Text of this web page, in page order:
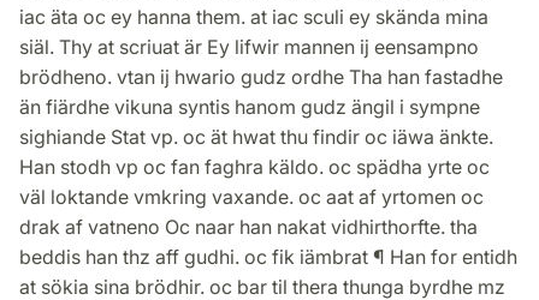
iac äta oc ey hanna them. at iac sculi ey skända mina
siäl. Thy at scriuat är Ey lifwir mannen ij eensampno
brödheno. vtan ij hwario gudz ordhe Tha han fastadhe
än fiärdhe vikuna syntis hanom gudz ängil i sympne
sighiande Stat vp. oc ät hwat thu findir oc iäwa änkte.
Han stodh vp oc fan faghra käldo. oc spädha yrte oc
väl loktande vmkring vaxande. oc aat af yrtomen oc
drak af vatneno Oc naar han nakat vidhirthorfte. tha
beddis han thz aff gudhi. oc fik iämbrat ¶ Han for entidh
at sökia sina brödhir. oc bar til thera thunga byrdhe mz